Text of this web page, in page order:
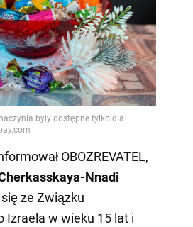
OBOZREVATEL,
Nnadi
ze Związku
Izraela w wieku 15 lat i